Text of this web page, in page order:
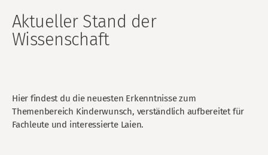
Aktueller Stand der
Wissenschaft
Hier findest du die neuesten Erkenntnisse zum
Themenbereich Kinderwunsch, verständlich aufbereitet für
Fachleute und interessierte Laien.